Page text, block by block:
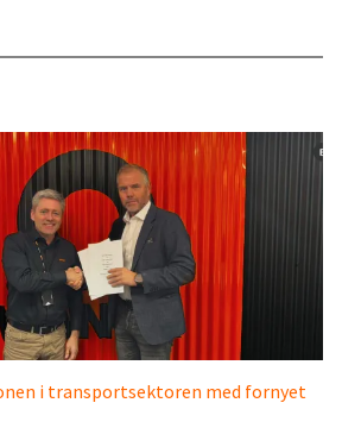
i transportsektoren med fornyet